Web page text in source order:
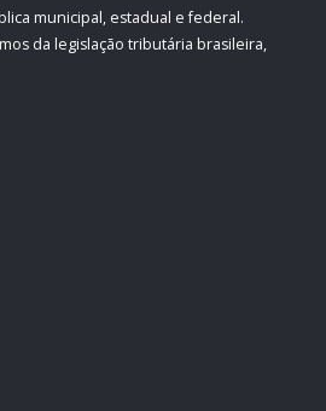
municipal, estadual e federal.
da legislação tributária brasileira,